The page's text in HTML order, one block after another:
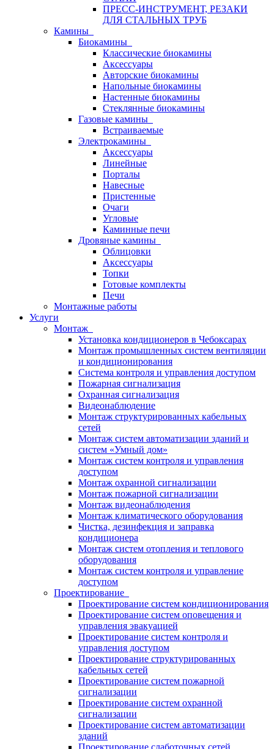
ПРЕСС-ИНСТРУМЕНТ, РЕЗАКИ
ДЛЯ СТАЛЬНЫХ ТРУБ
Камины
Биокамины
Классические биокамины
Аксессуары
Авторские биокамины
Напольные биокамины
Настенные биокамины
Стеклянные биокамины
Газовые камины
Встраиваемые
Электрокамины
Аксессуары
Линейные
Порталы
Навесные
Пристенные
Очаги
Угловые
Каминные печи
Дровяные камины
Облицовки
Аксессуары
Топки
Готовые комплекты
Печи
Монтажные работы
Услуги
Монтаж
Установка кондиционеров в Чебоксарах
Монтаж промышленных систем вентиляции
и кондиционирования
Система контроля и управления доступом
Пожарная сигнализация
Охранная сигнализация
Видеонаблюдение
Монтаж структурированных кабельных
сетей
Монтаж систем автоматизации зданий и
систем «Умный дом»
Монтаж систем контроля и управления
доступом
Монтаж охранной сигнализации
Монтаж пожарной сигнализации
Монтаж видеонаблюдения
Монтаж климатического оборудования
Чистка, дезинфекция и заправка
кондиционера
Монтаж систем отопления и теплового
оборудования
Монтаж систем контроля и управление
доступом
Проектирование
Проектирование систем кондиционирования
Проектирование систем оповещения и
управления эвакуацией
Проектирование систем контроля и
управления доступом
Проектирование структурированных
кабельных сетей
Проектирование систем пожарной
сигнализации
Проектирование систем охранной
сигнализации
Проектирование систем автоматизации
зданий
Проектирование слаботочных сетей